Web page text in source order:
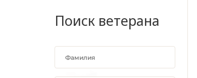
Поиск ветерана